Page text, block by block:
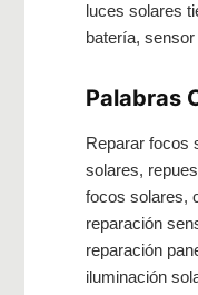
luces solares
batería,
Palabras
Reparar focos
solares,
focos solares,
reparación
reparación
iluminación